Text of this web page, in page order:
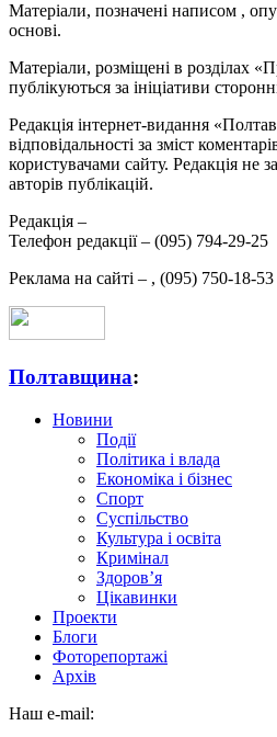
Матеріали, позначені написом ,
основі.
Матеріали, розміщені в розділах
публікуються за ініціативи
Редакція інтернет-видання
відповідальності за зміст
користувачами сайту. Редакція не
авторів публікацій.
Редакція –
Телефон редакції – (095) 794-29-25
Реклама на сайті – , (095) 750-18-53
Полтавщина:
Новини
Події
Політика і влада
Економіка і бізнес
Спорт
Суспільство
Культура і освіта
Кримінал
Здоров’я
Цікавинки
Проекти
Блоги
Фоторепортажі
Архів
Наш e-mail: